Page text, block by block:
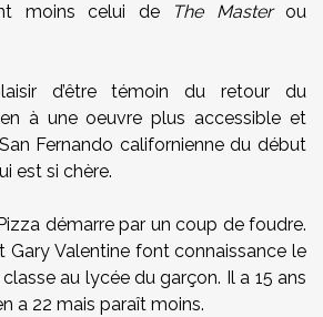
moins celui deThe Masterou
d’être témoin du retour du
à une oeuvre plus accessible et
Fernando californienne du début
est si chère.
démarre par un coup de foudre.
Gary Valentine font connaissance le
au lycée du garçon. Il a 15 ans
a 22 mais paraît moins.